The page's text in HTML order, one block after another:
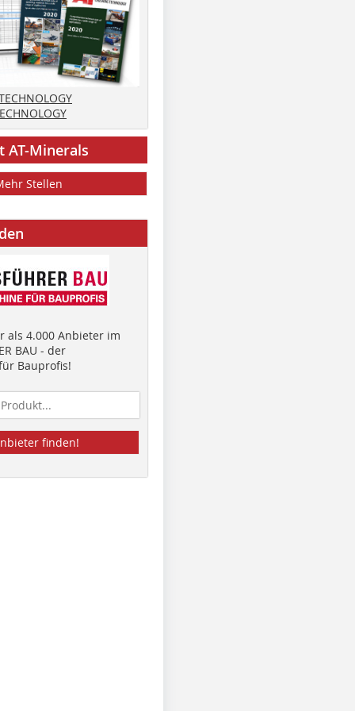
AT-Minerals
Stellen
als 4.000 Anbieter im
BAU - der
Bauprofis!
finden!